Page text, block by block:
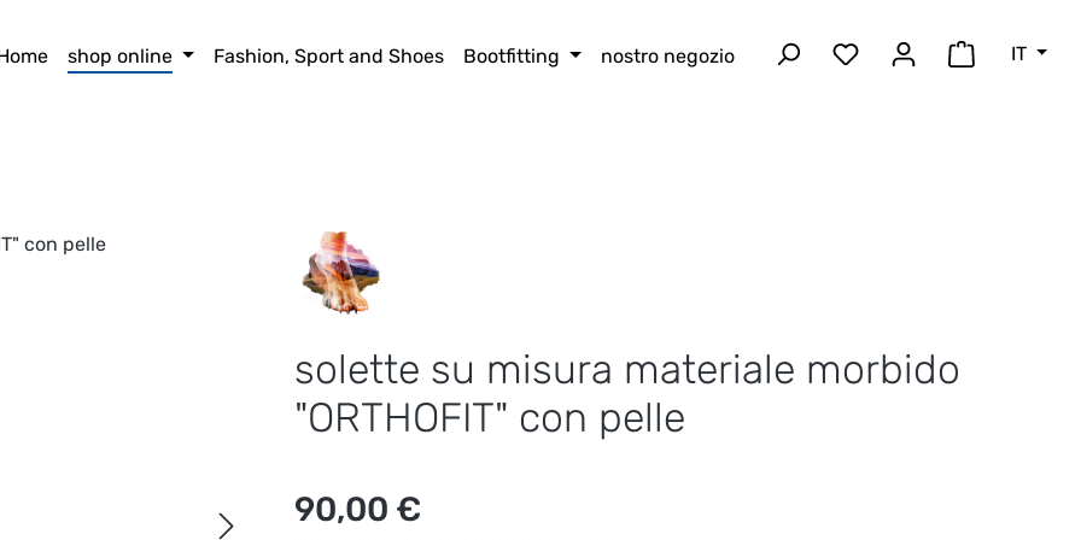
shop online Fashion, Sport and Shoes Bootfitting nostro negozio Hai 0 articoli nella lista
Il carrello
IT
solette su misura materiale morbido
"ORTHOFIT" con pelle
Prezzo normale:
90,00 €